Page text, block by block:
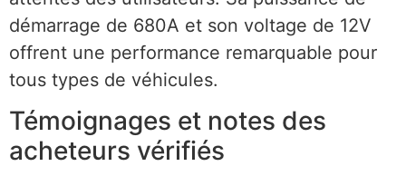
démarrage de 680A et son voltage de 12V
offrent une performance remarquable pour
tous types de véhicules.
Témoignages et notes des
acheteurs vérifiés